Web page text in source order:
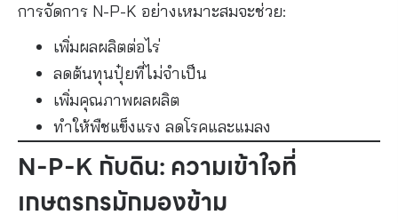
การจัดการ N-P-K อย่างเหมาะสมจะช่วย:
เพิ่มผลผลิตต่อไร่
ลดต้นทุนปุ๋ยที่ไม่จำเป็น
เพิ่มคุณภาพผลผลิต
ทำให้พืชแข็งแรง ลดโรคและแมลง
N-P-K กับดิน: ความเข้าใจที่
เกษตรกรมักมองข้าม